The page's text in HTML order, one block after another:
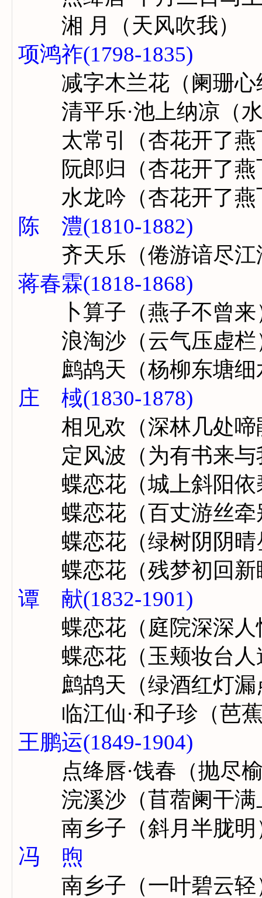
湘 月（天风吹我）
项鸿祚(1798-1835)
减字木兰花（阑珊心
清平乐·池上纳凉（水
太常引（杏花开了燕
阮郎归（杏花开了燕
水龙吟（杏花开了燕
陈 澧(1810-1882)
齐天乐（倦游谙尽江
蒋春霖(1818-1868)
卜算子（燕子不曾来
浪淘沙（云气压虚栏
鹧鸪天（杨柳东塘细
庄 棫(1830-1878)
相见欢（深林几处啼
定风波（为有书来与
蝶恋花（城上斜阳依
蝶恋花（百丈游丝牵
蝶恋花（绿树阴阴晴
蝶恋花（残梦初回新
谭 献(1832-1901)
蝶恋花（庭院深深人
蝶恋花（玉颊妆台人
鹧鸪天（绿酒红灯漏
临江仙·和子珍（芭蕉
王鹏运(1849-1904)
点绛唇·饯春（抛尽
浣溪沙（苜蓿阑干满
南乡子（斜月半胧明
冯 煦
南乡子（一叶碧云轻